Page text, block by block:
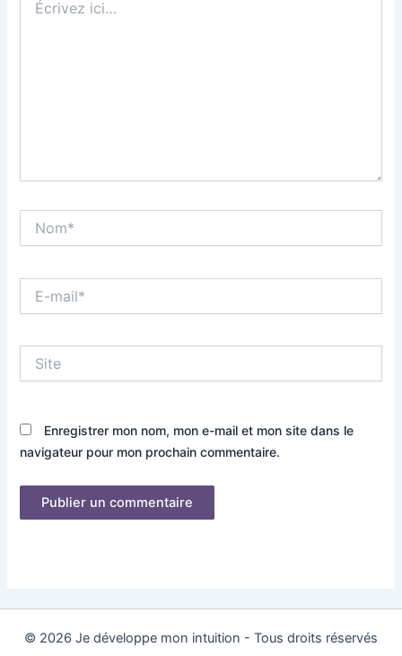
ici…
mail*
Enregistrer mon nom, mon e-mail et mon site dans le
navigateur pour mon prochain commentaire.
© 2026 Je développe mon intuition - Tous droits réservés